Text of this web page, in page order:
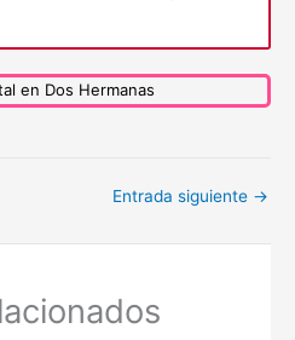
en Dos Hermanas
Entrada siguiente →